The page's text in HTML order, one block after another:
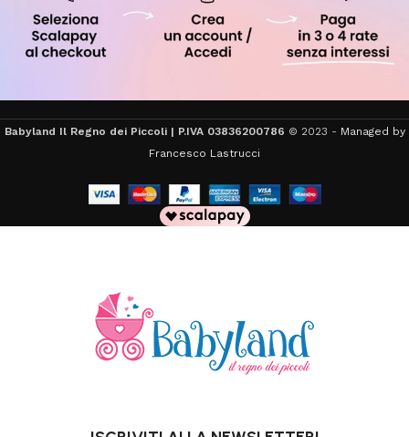
Babyland Il Regno dei Piccoli | P.IVA 03836200786 © 2023 - Managed by
Francesco Lastrucci